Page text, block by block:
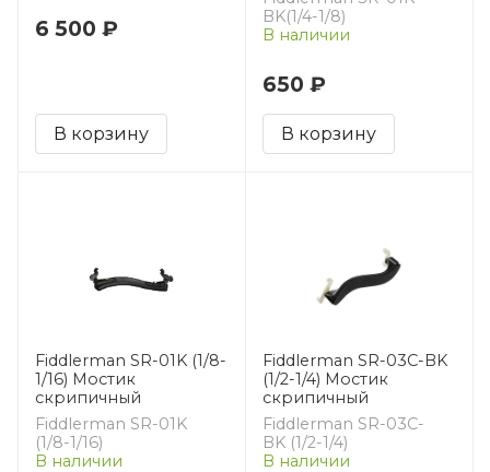
6 500 ₽
В корзину
BK(1/4-1/8)
В наличии
650 ₽
В корзину
Fiddlerman SR-01K (1/8-
1/16) Мостик
скрипичный
Fiddlerman SR-01K
(1/8-1/16)
В наличии
Fiddlerman SR-03C-BK
(1/2-1/4) Мостик
скрипичный
Fiddlerman SR-03C-
BK (1/2-1/4)
В наличии